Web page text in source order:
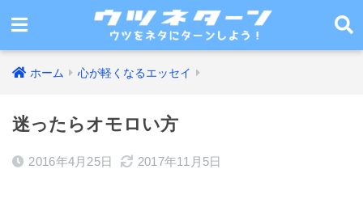
ホーム 心が軽くなるエッセイ
迷ったらオモロい方
2016年4月25日 2017年11月5日